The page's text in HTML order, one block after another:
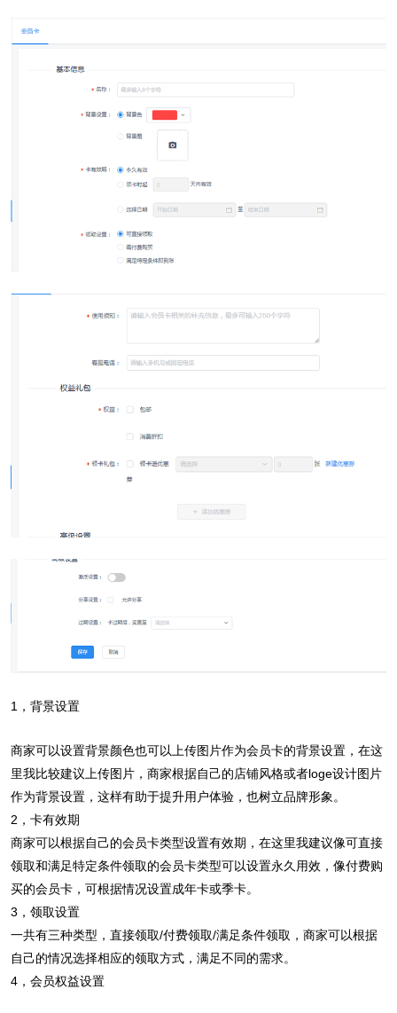
1，背景设置
商家可以设置背景颜色也可以上传图片作为会员卡的背景设置，在这
里我比较建议上传图片，商家根据自己的店铺风格或者loge设计图片
作为背景设置，这样有助于提升用户体验，也树立品牌形象。
2，卡有效期
商家可以根据自己的会员卡类型设置有效期，在这里我建议像可直接
领取和满足特定条件领取的会员卡类型可以设置永久用效，像付费购
买的会员卡，可根据情况设置成年卡或季卡。
3，领取设置
一共有三种类型，直接领取/付费领取/满足条件领取，商家可以根据
自己的情况选择相应的领取方式，满足不同的需求。
4，会员权益设置